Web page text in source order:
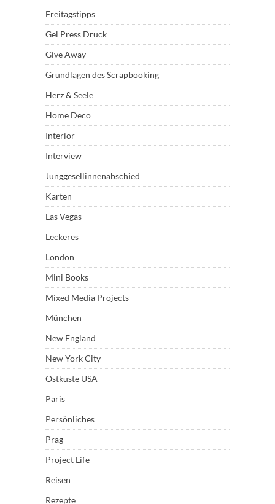
Freitagstipps
Gel Press Druck
Give Away
Grundlagen des Scrapbooking
Herz & Seele
Home Deco
Interior
Interview
Junggesellinnenabschied
Karten
Las Vegas
Leckeres
London
Mini Books
Mixed Media Projects
München
New England
New York City
Ostküste USA
Paris
Persönliches
Prag
Project Life
Reisen
Rezepte